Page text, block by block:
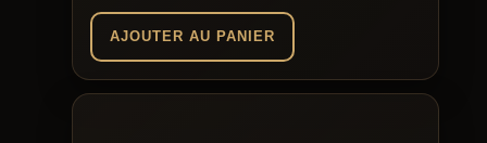
AJOUTER AU PANIER